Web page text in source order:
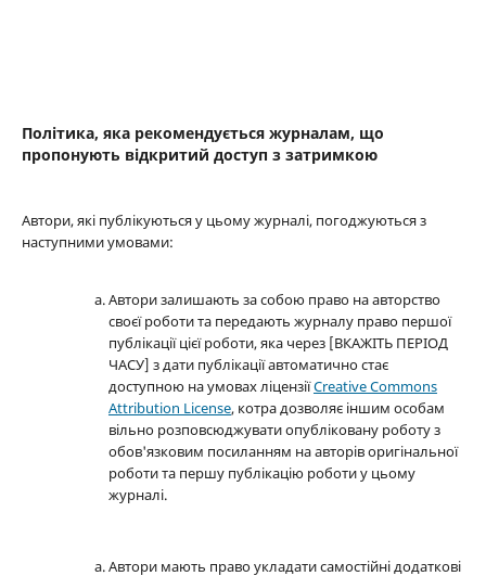
Політика, яка рекомендується журналам, що
пропонують відкритий доступ з затримкою
Автори, які публікуються у цьому журналі, погоджуються з
наступними умовами:
Автори залишають за собою право на авторство
своєї роботи та передають журналу право першої
публікації цієї роботи, яка через [ВКАЖІТЬ ПЕРІОД
ЧАСУ] з дати публікації автоматично стає
доступною на умовах ліцензіїCreative Commons
Attribution License, котра дозволяє іншим особам
вільно розповсюджувати опубліковану роботу з
обов'язковим посиланням на авторів оригінальної
роботи та першу публікацію роботи у цьому
журналі.
Автори мають право укладати самостійні додаткові